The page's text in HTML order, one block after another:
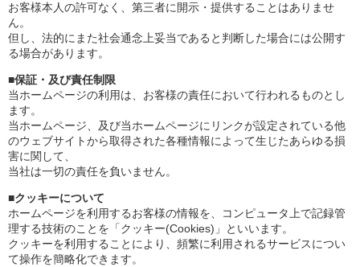
お客様本人の許可なく、第三者に開示・提供することはありませ
ん。
但し、法的にまた社会通念上妥当であると判断した場合には公開す
る場合があります。
■保証・及び責任制限
当ホームページの利用は、お客様の責任において行われるものとし
ます。
当ホームページ、及び当ホームページにリンクが設定されている他
のウェブサイトから取得された各種情報によって生じたあらゆる損
害に関して、
当社は一切の責任を負いません。
■クッキーについて
ホームページを利用するお客様の情報を、コンピュータ上で記録管
理する技術のことを「クッキー(Cookies)」といいます。
クッキーを利用することにより、頻繁に利用されるサービスについ
て操作を簡略化できます。